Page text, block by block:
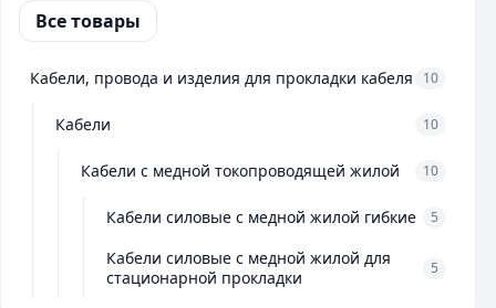
Все товары
Кабели, провода и изделия для прокладки кабеля 10
Кабели 10
Кабели с медной токопроводящей жилой 10
Кабели силовые с медной жилой гибкие 5
Кабели силовые с медной жилой для
стационарной прокладки
5